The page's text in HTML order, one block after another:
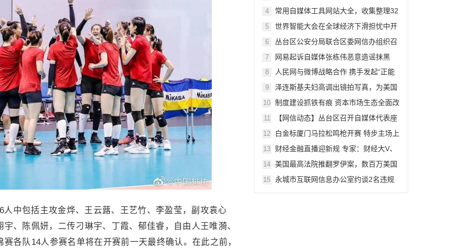
中包括主攻金烨、王云蕗、王艺竹、李盈莹，副攻袁心
、陈佩妍，二传刁琳宇、丁霞、郁佳睿，自由人王唯漪、
各队14人参赛名单将在开赛前一天最终确认。在此之前，
4
常用自媒体工具网站大全，收集整理32
5
世界智能大会在全球经济下滑担忧中开
6
丛台区公安分局联合区委网信办组织召
7 网易起诉自媒体张栋伟恶意造谣抹黑
8
人民网与微博战略合作 携手发起“正能
9
泽连斯基夫妇高调出镜拍写真，为美国
照
10 制度建设抓铁有痕 资本市场生态全面改
11
【网信动态】丛台区召开自媒体代表座
12
白金标厦门马拉松鸣枪开赛 特步主场上
13
财经金融直播迎新规 专家：财经大V、
14 美国最高法院推翻罗伊案，数百万美国
15 永城市互联网信息办公室约谈2名违规